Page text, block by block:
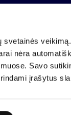
svetainės
nėra
Savo
įrašytus
2013